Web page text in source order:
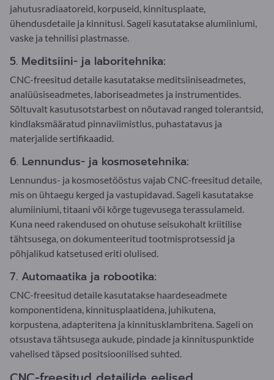
jahutusradiaatoreid, korpuseid, kinnitusplaate,
ühendusdetaile ja kinnitusi. Sageli kasutatakse alumiiniumi,
vaske ja tehnilisi plastmasse.
5. Meditsiini- ja laboritehnika:
CNC-freesitud detaile kasutatakse meditsiiniseadmetes,
analüüsiseadmetes, laboriseadmetes ja instrumentides.
Sõltuvalt kasutusotstarbest on nõutavad ranged tolerantsid,
kindlaksmääratud pinnaviimistlus, puhastatavus ja
materjalide sertifikaadid.
6. Lennundus- ja kosmosetehnika:
Lennundus- ja kosmosetööstus vajab CNC-freesitud detaile,
mis on ühtaegu kerged ja vastupidavad. Sageli kasutatakse
alumiiniumi, titaani või kõrge tugevusega terassulameid.
Kuna need rakendused on ohutuse seisukohalt kriitilise
tähtsusega, on dokumenteeritud tootmisprotsessid ja
põhjalikud katsetused eriti olulised.
7. Automaatika ja robootika:
CNC-freesitud detaile kasutatakse haardeseadmete
komponentidena, kinnitusplaatidena, juhikutena,
korpustena, adapteritena ja kinnitusklambritena. Sageli on
otsustava tähtsusega aukude, pindade ja kinnituspunktide
vahelised täpsed positsioonilised suhted.